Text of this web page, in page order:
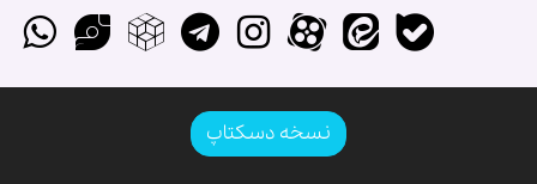
نسخه دسکتاپ